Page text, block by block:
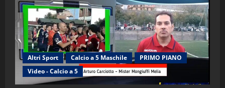
Altri Sport Calcio a 5 Maschile
PRIMO PIANO
Video - Calcio a 5